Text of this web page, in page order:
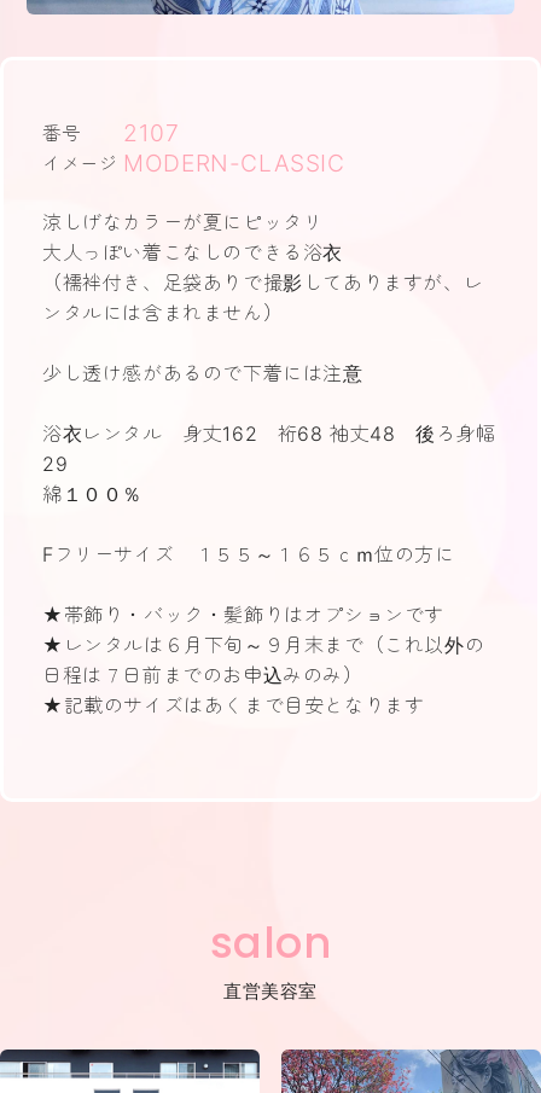
番号 2107
イメージ MODERN-CLASSIC
涼しげなカラーが夏にピッタリ
大人っぽい着こなしのできる浴衣
（襦袢付き、足袋ありで撮影してありますが、レ
ンタルには含まれません）
少し透け感があるので下着には注意
浴衣レンタル 身丈162 裄68 袖丈48 後ろ身幅
29
綿１００％
Fフリーサイズ １５５～１６５ｃｍ位の方に
★帯飾り・バック・髪飾りはオプションです
★レンタルは６月下旬～９月末まで（これ以外の
日程は７日前までのお申込みのみ）
★記載のサイズはあくまで目安となります
salon
直営美容室